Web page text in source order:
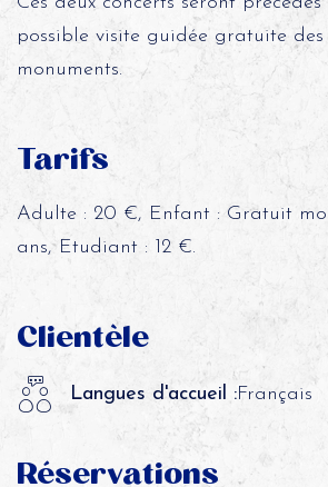
possible visite guidée gratuite des
monuments.
Tarifs
Adulte : 20 €, Enfant : Gratuit
ans, Etudiant : 12 €.
Clientèle
Langues d'accueil :Français
Réservations